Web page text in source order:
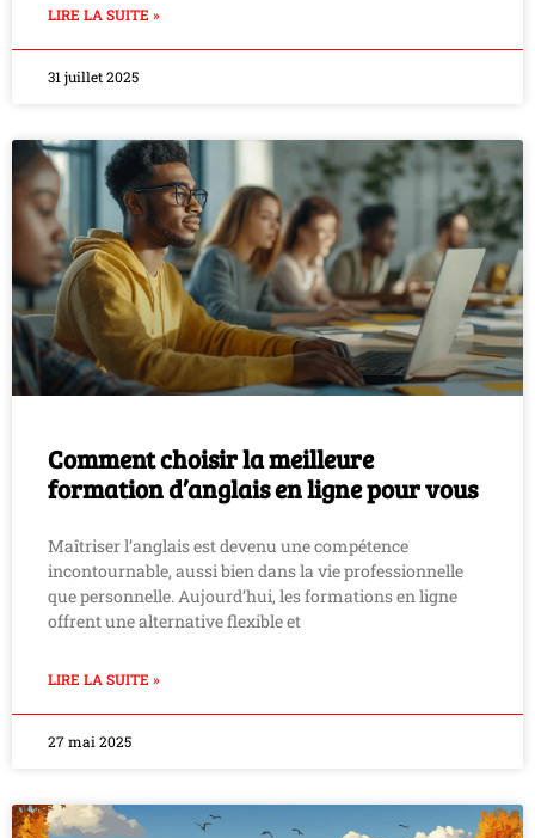
LIRE LA SUITE »
31 juillet 2025
Comment choisir la meilleure
formation d’anglais en ligne pour vous
Maîtriser l’anglais est devenu une compétence
incontournable, aussi bien dans la vie professionnelle
que personnelle. Aujourd’hui, les formations en ligne
offrent une alternative flexible et
LIRE LA SUITE »
27 mai 2025